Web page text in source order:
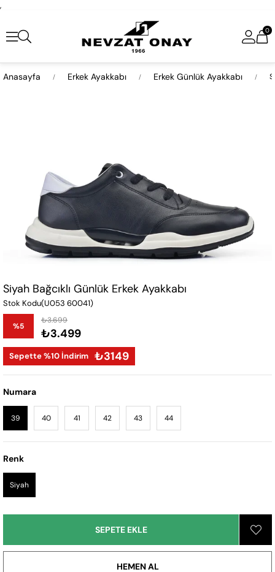
,
0
Anasayfa Erkek Ayakkabı Erkek Günlük Ayakkabı
Siyah Bağcıklı Günlük Erkek Ayakkabı
Stok Kodu(U053 60041)
%5
İndirim
₺3.699
₺3.499
Sepette %10 İndirim ₺3149
Numara
39 40 41 42 43 44
Renk
Siyah